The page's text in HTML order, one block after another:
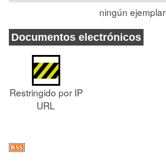
ningún ejemplar
Documentos electrónicos
Restringido por IP
URL